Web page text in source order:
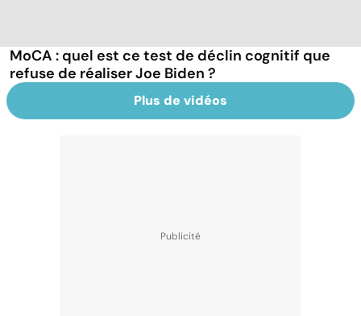
MoCA : quel est ce test de déclin cognitif que
refuse de réaliser Joe Biden ?
Plus de vidéos